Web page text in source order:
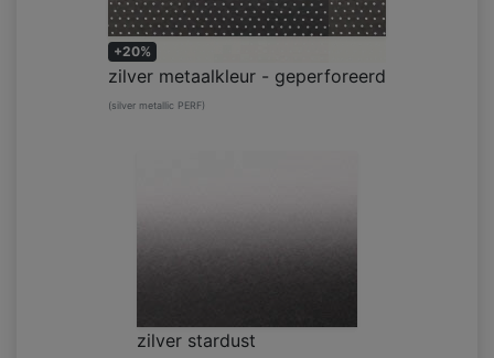
+20%
zilver metaalkleur - geperforeerd
(silver metallic PERF)
zilver stardust